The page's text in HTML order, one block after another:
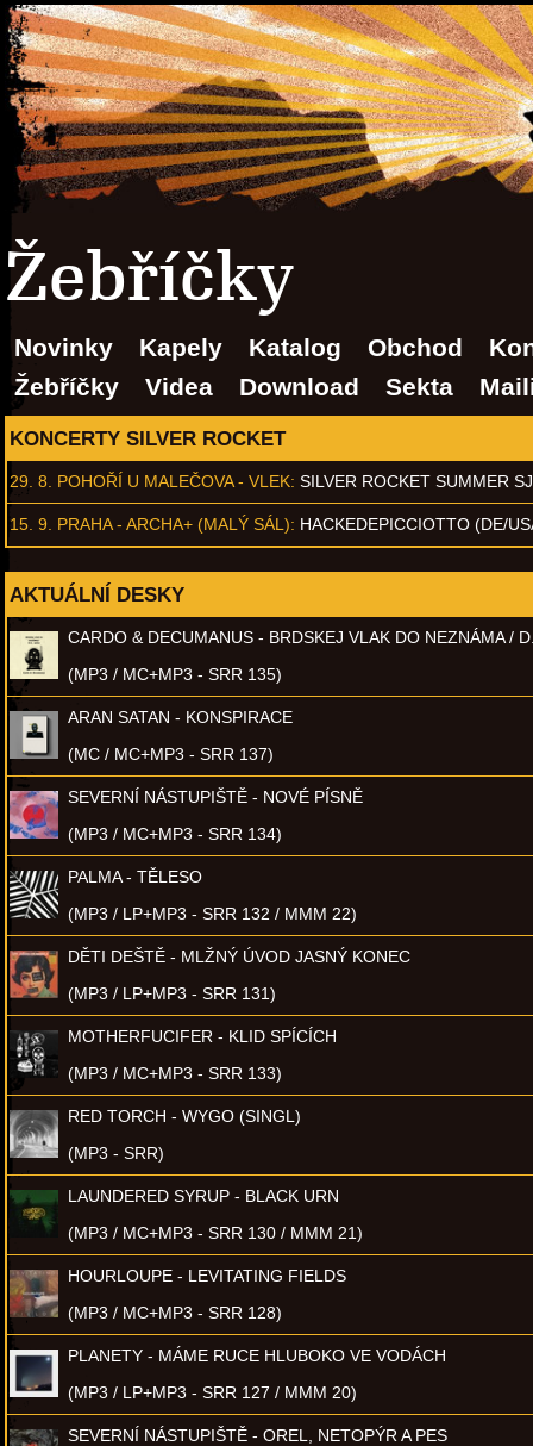
Žebříčky
Novinky Kapely Katalog Obchod
Žebříčky
Videa Download Sekta
KONCERTY SILVER ROCKET
29. 8. POHOŘÍ U MALEČOVA - VLEK: SILVER ROCKET SUMMER
15. 9. PRAHA - ARCHA+ (MALÝ SÁL): HACKEDEPICCIOTTO (DE/
AKTUÁLNÍ DESKY
CARDO & DECUMANUS - BRDSKEJ VLAK DO NEZNÁMA /
(MP3 / MC+MP3 - SRR 135)
ARAN SATAN - KONSPIRACE
(MC / MC+MP3 - SRR 137)
SEVERNÍ NÁSTUPIŠTĚ - NOVÉ PÍSNĚ
(MP3 / MC+MP3 - SRR 134)
PALMA - TĚLESO
(MP3 / LP+MP3 - SRR 132 / MMM 22)
DĚTI DEŠTĚ - MLŽNÝ ÚVOD JASNÝ KONEC
(MP3 / LP+MP3 - SRR 131)
MOTHERFUCIFER - KLID SPÍCÍCH
(MP3 / MC+MP3 - SRR 133)
RED TORCH - WYGO (SINGL)
(MP3 - SRR)
LAUNDERED SYRUP - BLACK URN
(MP3 / MC+MP3 - SRR 130 / MMM 21)
HOURLOUPE - LEVITATING FIELDS
(MP3 / MC+MP3 - SRR 128)
PLANETY - MÁME RUCE HLUBOKO VE VODÁCH
(MP3 / LP+MP3 - SRR 127 / MMM 20)
SEVERNÍ NÁSTUPIŠTĚ - OREL, NETOPÝR A PES